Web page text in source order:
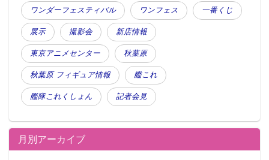
ワンダーフェスティバル ワンフェス 一番くじ
展示 撮影会 新店情報
東京アニメセンター 秋葉原
秋葉原 フィギュア情報 艦これ
艦隊これくしょん 記者会見
月別アーカイブ